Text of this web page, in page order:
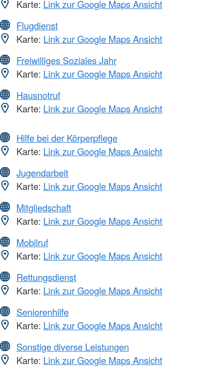
Karte: Link zur Google Maps Ansicht
Flugdienst
Karte: Link zur Google Maps Ansicht
Freiwilliges Soziales Jahr
Karte: Link zur Google Maps Ansicht
Hausnotruf
Karte: Link zur Google Maps Ansicht
Hilfe bei der Körperpflege
Karte: Link zur Google Maps Ansicht
Jugendarbeit
Karte: Link zur Google Maps Ansicht
Mitgliedschaft
Karte: Link zur Google Maps Ansicht
Mobilruf
Karte: Link zur Google Maps Ansicht
Rettungsdienst
Karte: Link zur Google Maps Ansicht
Seniorenhilfe
Karte: Link zur Google Maps Ansicht
Sonstige diverse Leistungen
Karte: Link zur Google Maps Ansicht